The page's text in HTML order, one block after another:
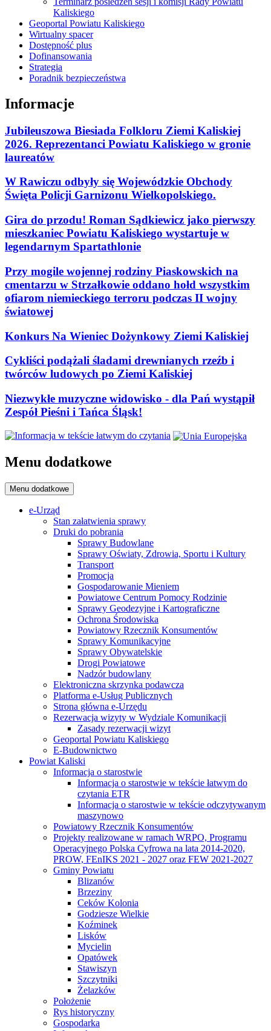
Kaliskiego
Geoportal Powiatu Kaliskiego
Wirtualny spacer
Dostępność plus
Dofinansowania
Strategia
Poradnik bezpieczeństwa
Informacje
Jubileuszowa Biesiada Folkloru Ziemi Kaliskiej
2026. Reprezentanci Powiatu Kaliskiego w gronie
laureatów
W Rawiczu odbyły się Wojewódzkie Obchody
Święta Policji Garnizonu Wielkopolskiego.
Gira do przodu! Roman Sądkiewicz jako pierwszy
mieszkaniec Powiatu Kaliskiego wystartuje w
legendarnym Spartathlonie
Przy mogile wojennej rodziny Piaskowskich na
cmentarzu w Strzałkowie oddano hołd wszystkim
ofiarom niemieckiego terroru podczas II wojny
światowej
Konkurs Na Wieniec Dożynkowy Ziemi Kaliskiej
Cykliści podążali śladami drewnianych rzeźb i
twórców ludowych po Ziemi Kaliskiej
Niezwykłe muzyczne widowisko - dla Pań wystąpił
Zespół Pieśni i Tańca Śląsk!
Menu dodatkowe
Menu dodatkowe
e-Urząd
Stan załatwienia sprawy
Druki do pobrania
Sprawy Budowlane
Sprawy Oświaty, Zdrowia, Sportu i Kultury
Transport
Promocja
Gospodarowanie Mieniem
Powiatowe Centrum Pomocy Rodzinie
Sprawy Geodezyjne i Kartograficzne
Ochrona Środowiska
Powiatowy Rzecznik Konsumentów
Sprawy Komunikacyjne
Sprawy Obywatelskie
Drogi Powiatowe
Nadzór budowlany
Elektroniczna skrzynka podawcza
Platforma e-Usług Publicznych
Strona główna e-Urzędu
Rezerwacja wizyty w Wydziale Komunikacji
Zasady rezerwacji wizyt
Geoportal Powiatu Kaliskiego
E-Budownictwo
Powiat Kaliski
Informacja o starostwie
Informacja o starostwie w tekście łatwym do
czytania ETR
Informacja o starostwie w tekście odczytywanym
maszynowo
Powiatowy Rzecznik Konsumentów
Projekty realizowane w ramach WRPO, Programu
Operacyjnego Polska Cyfrowa na lata 2014-2020,
PROW, FEnIKS 2021 - 2027 oraz FEW 2021-2027
Gminy Powiatu
Blizanów
Brzeziny
Ceków Kolonia
Godziesze Wielkie
Koźminek
Lisków
Mycielin
Opatówek
Stawiszyn
Szczytniki
Żelazków
Położenie
Rys historyczny
Gospodarka